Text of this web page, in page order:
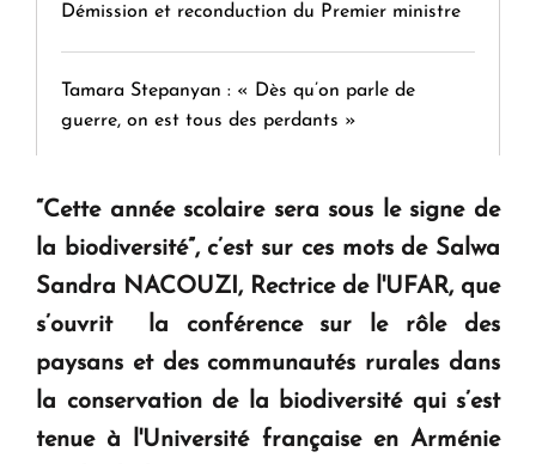
Démission et reconduction du Premier ministre
Tamara Stepanyan : « Dès qu’on parle de
guerre, on est tous des perdants »
" Tant qu'il n'existe pas d'alternative concrète, la
KASA : 30 ans d'audace, de résilience et d'avenir
en Arménie
Le premier hôtel Hyatt Regency d'Arménie
ouvrira ses portes à Dilijan
“Cette année scolaire sera sous le signe de
la biodiversité”, c’est sur ces mots de Salwa
Sandra NACOUZI, Rectrice de l'UFAR, que
s’ouvrit la conférence sur le rôle des
paysans et des communautés rurales dans
la conservation de la biodiversité qui s’est
tenue à l'Université française en Arménie